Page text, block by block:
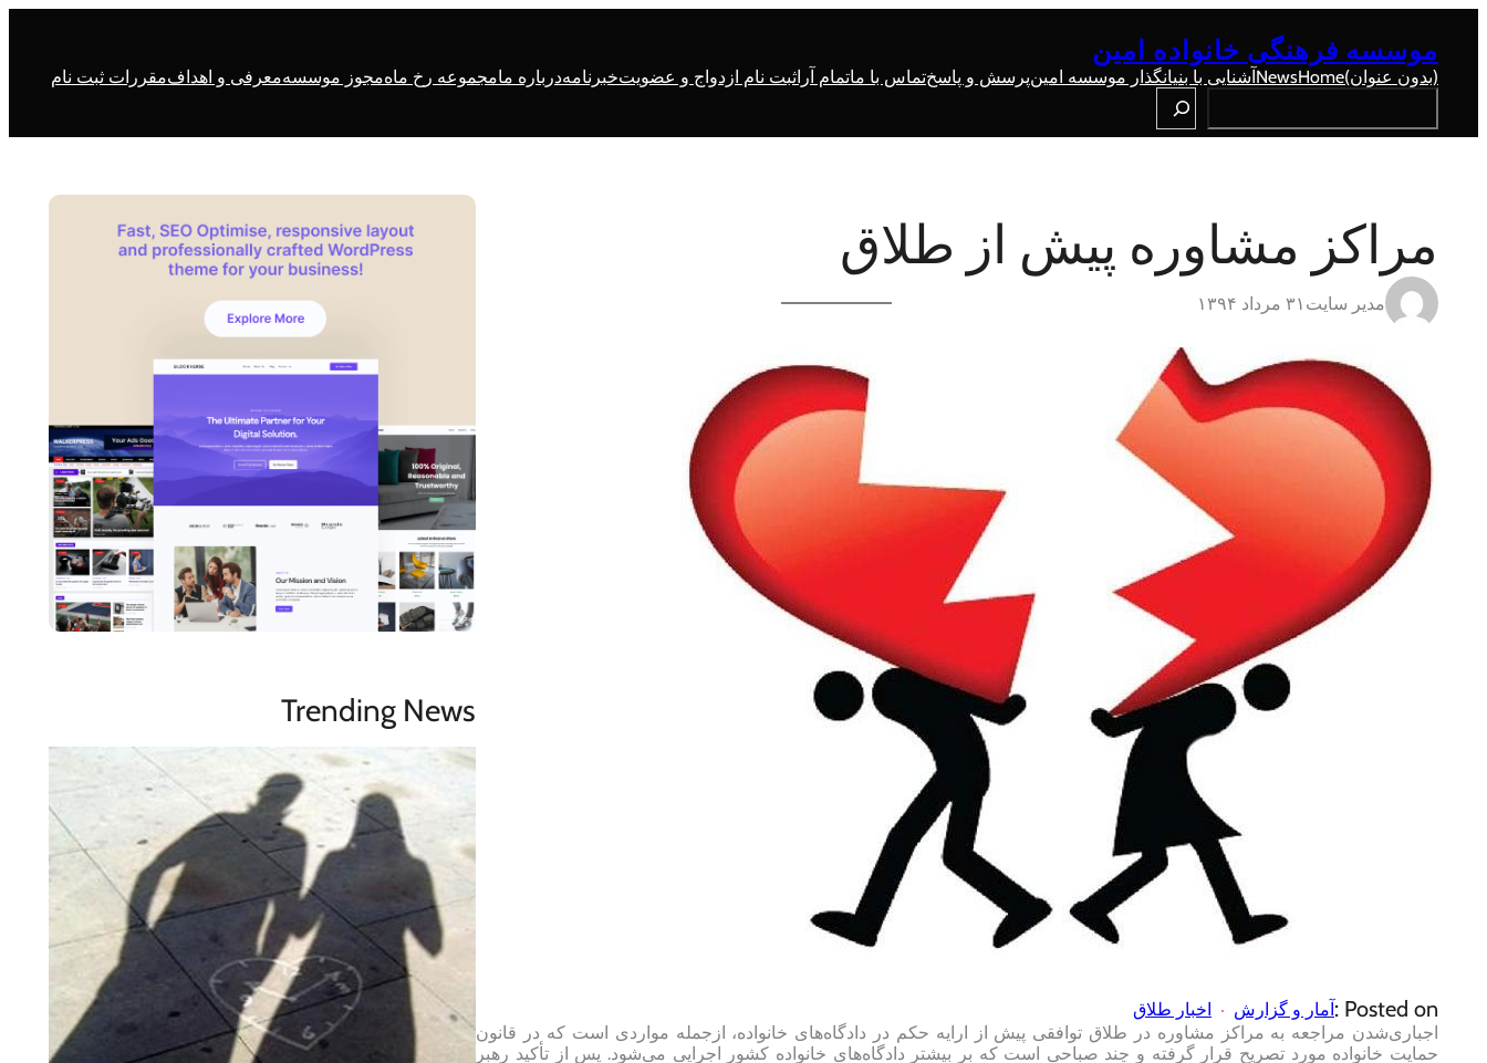
موسسه فرهنگی خانواده امین
(بدون عنوان)Home
Newsآشنایی با بنیانگذار موسسه امینپرسش و پاسختماس با ماتمام آراثبت نام ازدواج و عضویتخبرنامهدرباره مامجموعه رخ ماهمجوز موسسهمعرفی و اهدافمقررات ثبت نام
Search
مراکز مشاوره پیش از طلاق
مدیر سایت ۳۱ مرداد ۱۳۹۴
Posted on : آمار و گزارش
اخبار طلاق
اجباری‌شدن مراجعه به مراکز مشاوره در طلاق توافقی پیش از ارایه حکم در دادگاه‌های خانواده، ازجمله مواردی است که در قانون
حمایت خانواده مورد تصریح قرار گرفته و چند صباحی است که بر بیشتر دادگاه‌های خانواده کشور اجرایی می‌شود. پس از تأکید رهبر
Trending News